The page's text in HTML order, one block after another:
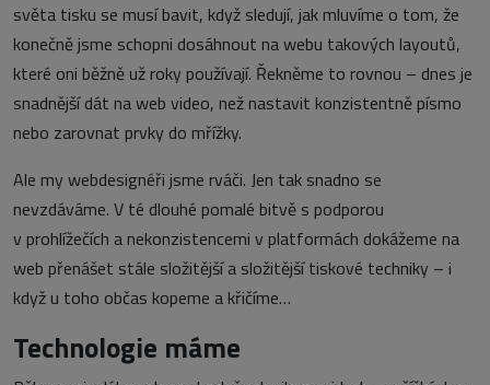
světa tisku se musí bavit, když sledují, jak mluvíme o tom, že
konečně jsme schopni dosáhnout na webu takových layoutů,
které oni běžně už roky používají. Řekněme to rovnou – dnes je
snadnější dát na web video, než nastavit konzistentně písmo
nebo zarovnat prvky do mřížky.
Ale my webdesignéři jsme rváči. Jen tak snadno se
nevzdáváme. V té dlouhé pomalé bitvě s podporou
v prohlížečích a nekonzistencemi v platformách dokážeme na
web přenášet stále složitější a složitější tiskové techniky – i
když u toho občas kopeme a křičíme…
Technologie máme